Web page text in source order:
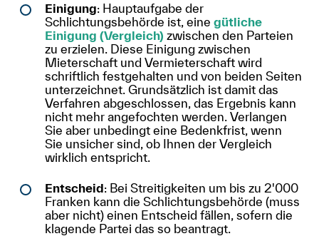
Einigung: Hauptaufgabe der
Schlichtungsbehörde ist, eine gütliche
Einigung (Vergleich) zwischen den Parteien
zu erzielen. Diese Einigung zwischen
Mieterschaft und Vermieterschaft wird
schriftlich festgehalten und von beiden Seiten
unterzeichnet. Grundsätzlich ist damit das
Verfahren abgeschlossen, das Ergebnis kann
nicht mehr angefochten werden. Verlangen
Sie aber unbedingt eine Bedenkfrist, wenn
Sie unsicher sind, ob Ihnen der Vergleich
wirklich entspricht.
Entscheid: Bei Streitigkeiten um bis zu 2'000
Franken kann die Schlichtungsbehörde (muss
aber nicht) einen Entscheid fällen, sofern die
klagende Partei das so beantragt.